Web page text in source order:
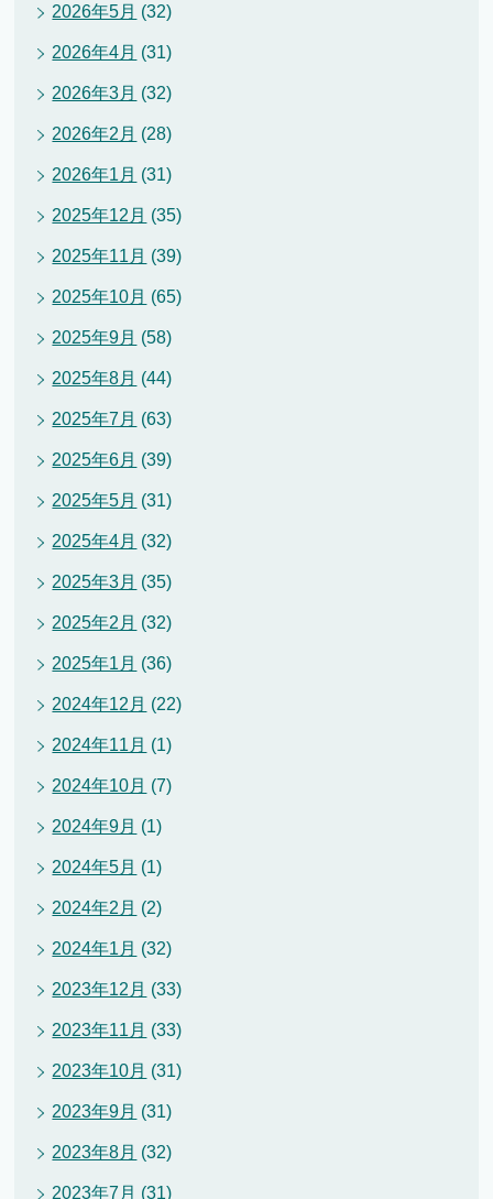
2026年5月 (32)
2026年4月 (31)
2026年3月 (32)
2026年2月 (28)
2026年1月 (31)
2025年12月 (35)
2025年11月 (39)
2025年10月 (65)
2025年9月 (58)
2025年8月 (44)
2025年7月 (63)
2025年6月 (39)
2025年5月 (31)
2025年4月 (32)
2025年3月 (35)
2025年2月 (32)
2025年1月 (36)
2024年12月 (22)
2024年11月 (1)
2024年10月 (7)
2024年9月 (1)
2024年5月 (1)
2024年2月 (2)
2024年1月 (32)
2023年12月 (33)
2023年11月 (33)
2023年10月 (31)
2023年9月 (31)
2023年8月 (32)
2023年7月 (31)